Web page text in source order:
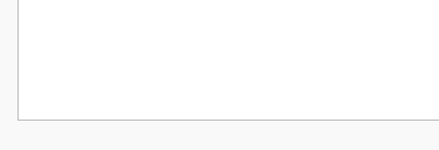
Görüş ve önerileriniz için teşekkür ederiz.